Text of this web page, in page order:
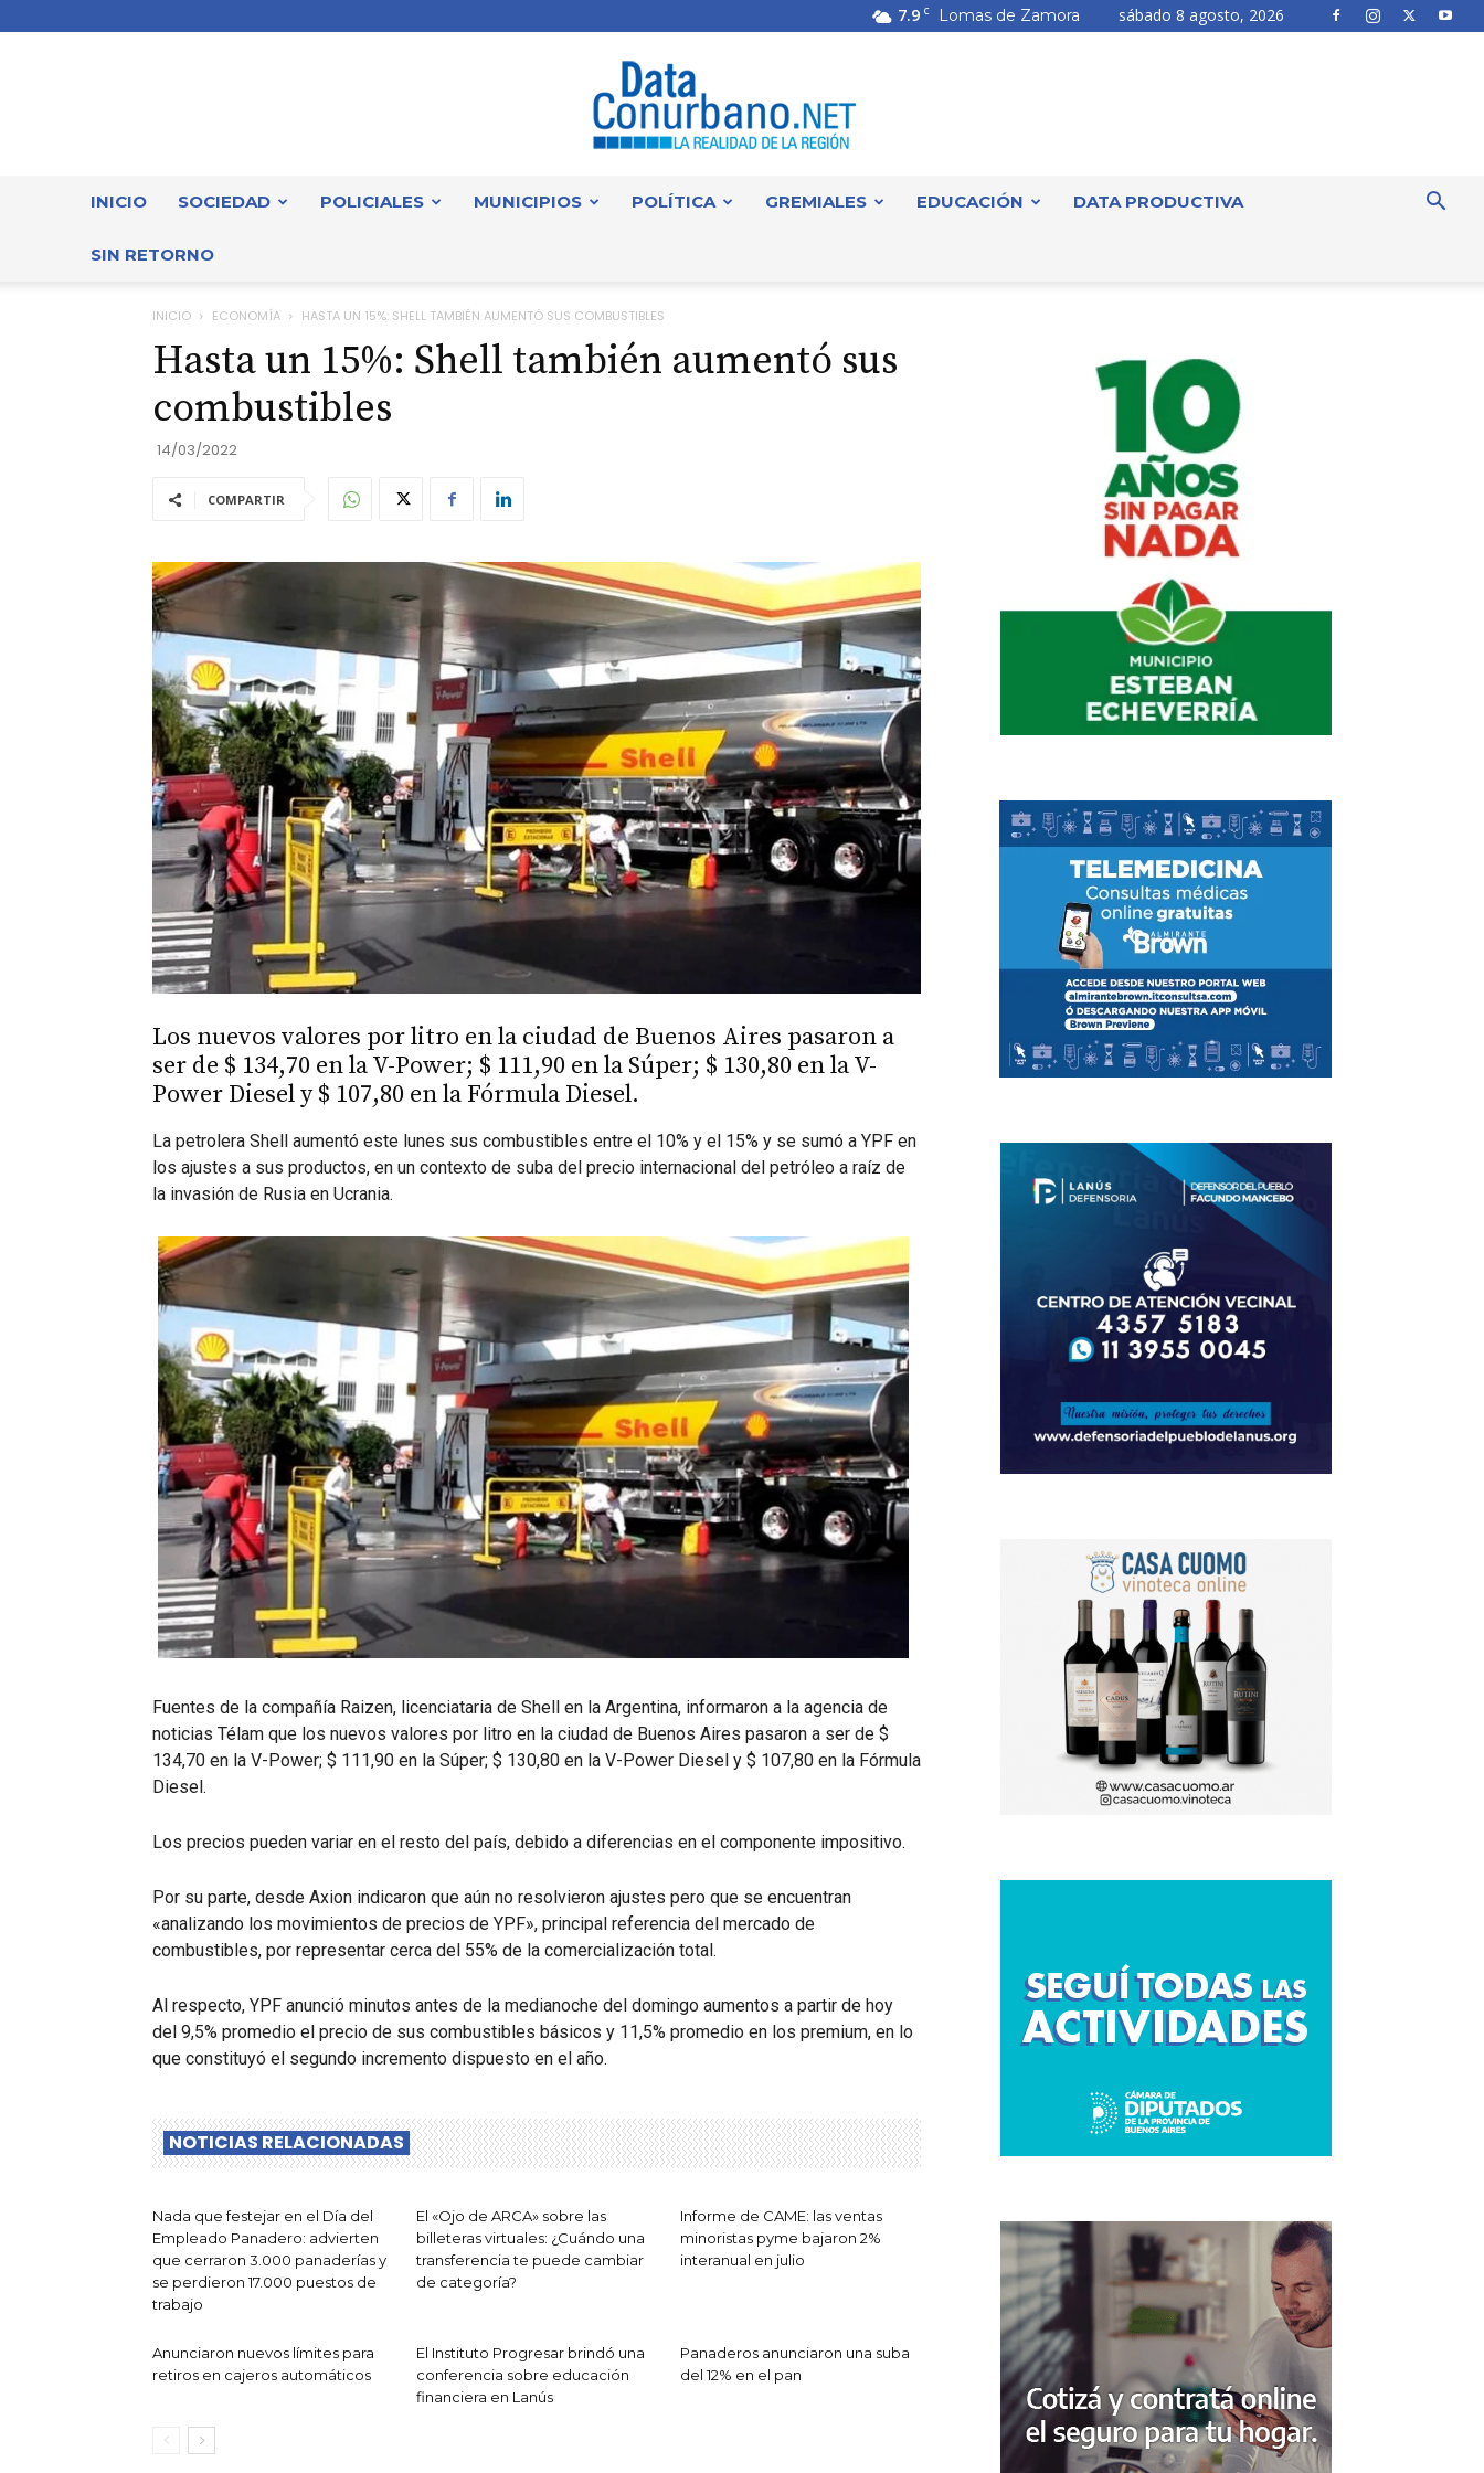
7.9 C Lomas de Zamora sábado 8 agosto, 2026
INICIO SOCIEDAD POLICIALES MUNICIPIOS POLÍTICA GREMIALES EDUCACIÓN DATA PRODUCTIVA
SIN RETORNO
INICIO ECONOMÍA HASTA UN 15%: SHELL TAMBIÉN AUMENTÓ SUS COMBUSTIBLES
Hasta un 15%: Shell también aumentó sus
combustibles
14/03/2022
COMPARTIR
Los nuevos valores por litro en la ciudad de Buenos Aires pasaron a
ser de $ 134,70 en la V-Power; $ 111,90 en la Súper; $ 130,80 en la V-
Power Diesel y $ 107,80 en la Fórmula Diesel.
La petrolera Shell aumentó este lunes sus combustibles entre el 10% y el 15% y se sumó a YPF en
los ajustes a sus productos, en un contexto de suba del precio internacional del petróleo a raíz de
la invasión de Rusia en Ucrania.
Fuentes de la compañía Raizen, licenciataria de Shell en la Argentina, informaron a la agencia de
noticias Télam que los nuevos valores por litro en la ciudad de Buenos Aires pasaron a ser de $
134,70 en la V-Power; $ 111,90 en la Súper; $ 130,80 en la V-Power Diesel y $ 107,80 en la Fórmula
Diesel.
Los precios pueden variar en el resto del país, debido a diferencias en el componente impositivo.
Por su parte, desde Axion indicaron que aún no resolvieron ajustes pero que se encuentran
«analizando los movimientos de precios de YPF», principal referencia del mercado de
combustibles, por representar cerca del 55% de la comercialización total.
Al respecto, YPF anunció minutos antes de la medianoche del domingo aumentos a partir de hoy
del 9,5% promedio el precio de sus combustibles básicos y 11,5% promedio en los premium, en lo
que constituyó el segundo incremento dispuesto en el año.
NOTICIAS RELACIONADAS
Nada que festejar en el Día del
Empleado Panadero: advierten
que cerraron 3.000 panaderías y
se perdieron 17.000 puestos de
trabajo
El «Ojo de ARCA» sobre las
billeteras virtuales: ¿Cuándo una
transferencia te puede cambiar
de categoría?
Informe de CAME: las ventas
minoristas pyme bajaron 2%
interanual en julio
Anunciaron nuevos límites para
retiros en cajeros automáticos
El Instituto Progresar brindó una
conferencia sobre educación
financiera en Lanús
Panaderos anunciaron una suba
del 12% en el pan